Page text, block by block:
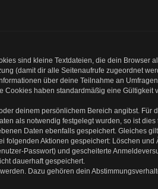
sind kleine Textdateien, die dein Browser
(damit dir alle Seitenaufrufe zugeordnet
über deine Teilnahme an
haben standardmäßig eine Gültigkeit
deinem persönlichem Bereich angibst.
als notwendig festgelegt wurden, so ist
Daten ebenfalls gespeichert. Gleiches
Aktionen gespeichert: Löschen
Passwort) und gescheiterte
dauerhaft gespeichert.
Dazu gehören dein